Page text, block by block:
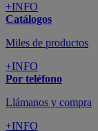
+INFO
Catálogos
Miles de productos
+INFO
Por teléfono
Llámanos y compra
+INFO